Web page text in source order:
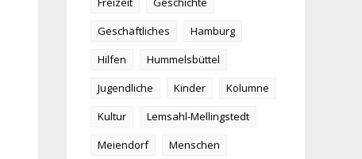
Freizeit
Geschichte
Geschäftliches
Hamburg
Hilfen
Hummelsbüttel
Jugendliche
Kinder
Kolumne
Kultur
Lemsahl-Mellingstedt
Meiendorf
Menschen